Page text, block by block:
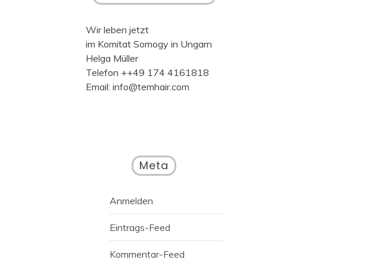
Wir leben jetzt
im Komitat Somogy in Ungarn
Helga Müller
Telefon ++49 174 4161818
Email: info@temhair.com
Meta
Anmelden
Eintrags-Feed
Kommentar-Feed